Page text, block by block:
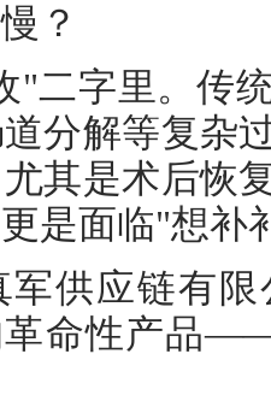
？
"二字里。传
分解等复杂
其是术后恢
是面临"想补
军供应链有
革命性产品